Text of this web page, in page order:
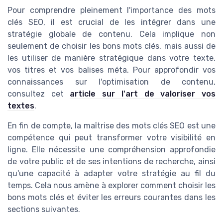
Pour comprendre pleinement l'importance des mots
clés SEO, il est crucial de les intégrer dans une
stratégie globale de contenu. Cela implique non
seulement de choisir les bons mots clés, mais aussi de
les utiliser de manière stratégique dans votre texte,
vos titres et vos balises méta. Pour approfondir vos
connaissances sur l'optimisation de contenu,
consultez cet article sur l'art de valoriser vos
textes.
En fin de compte, la maîtrise des mots clés SEO est une
compétence qui peut transformer votre visibilité en
ligne. Elle nécessite une compréhension approfondie
de votre public et de ses intentions de recherche, ainsi
qu'une capacité à adapter votre stratégie au fil du
temps. Cela nous amène à explorer comment choisir les
bons mots clés et éviter les erreurs courantes dans les
sections suivantes.